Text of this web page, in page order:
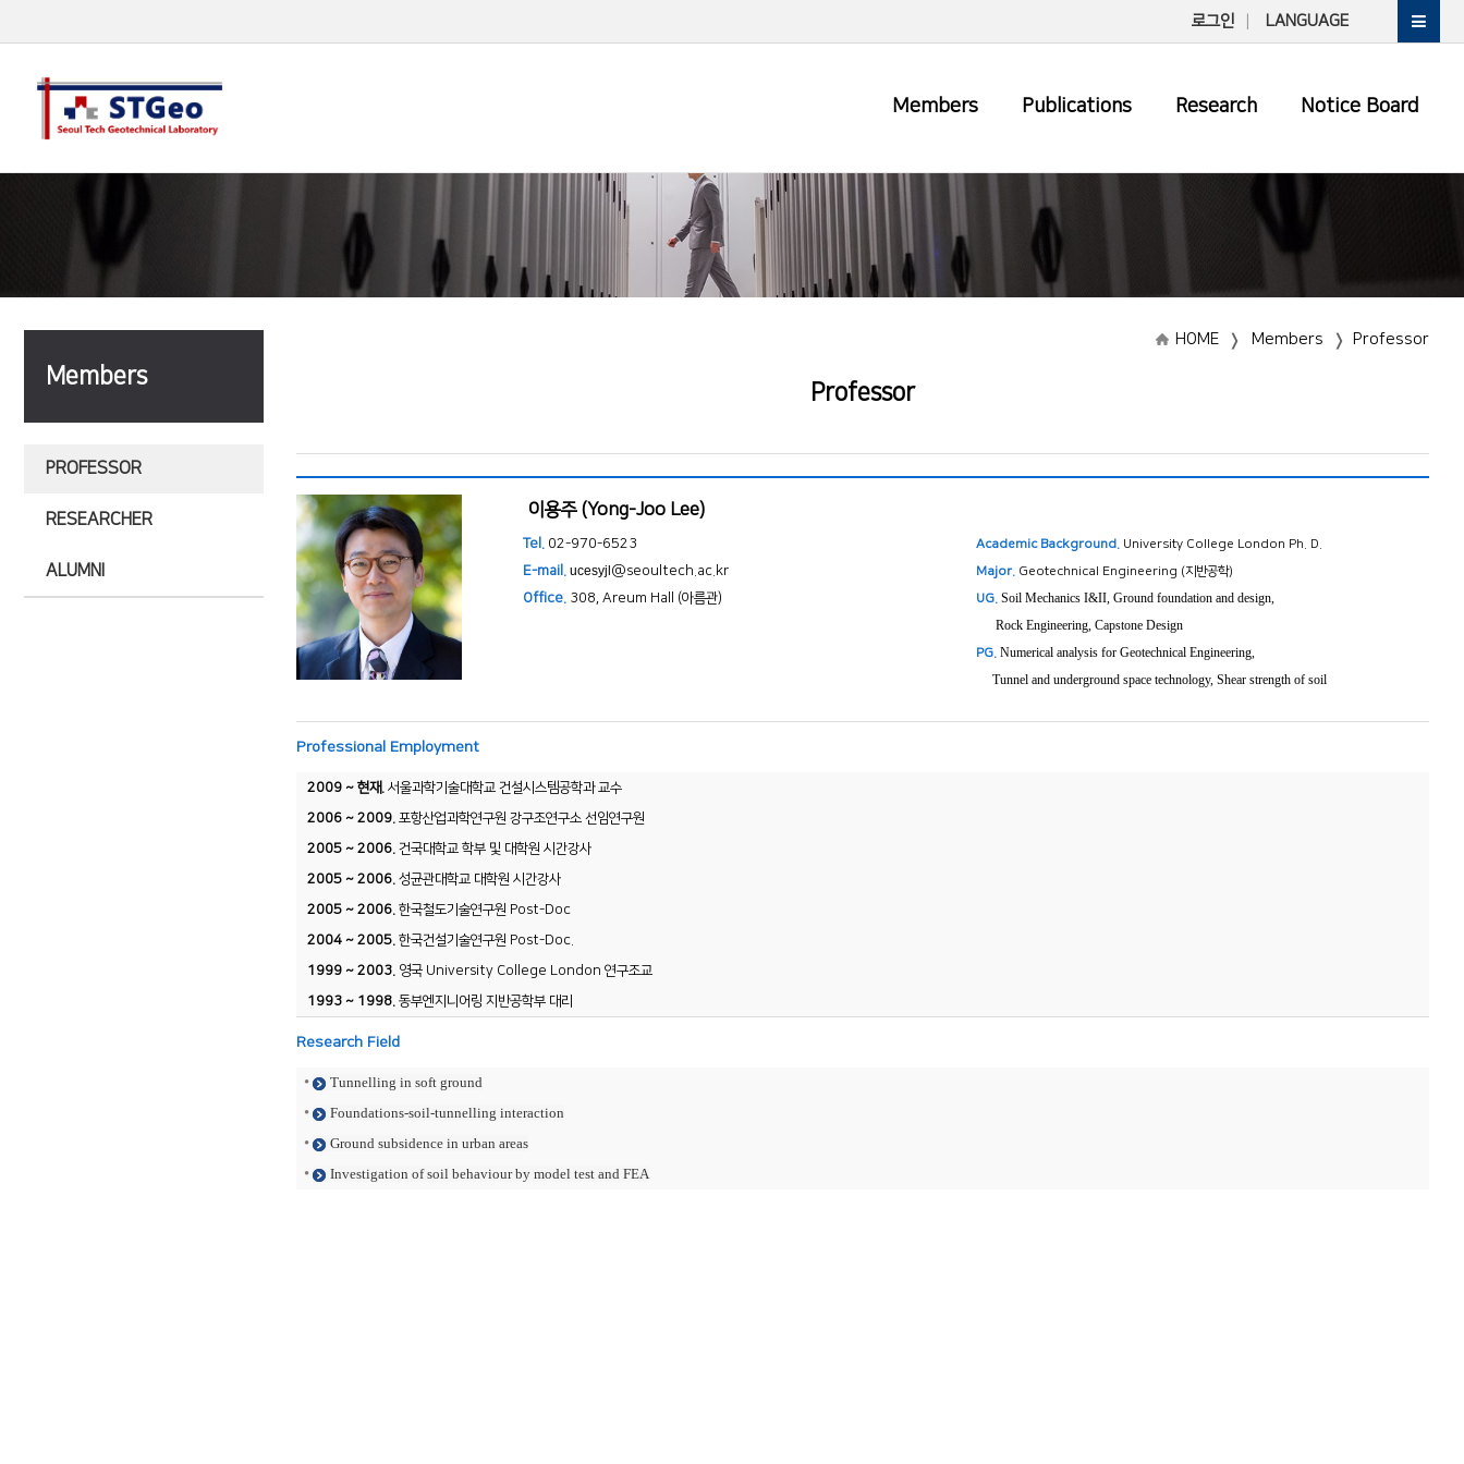
로그인 LANGUAGE
Members Publications Research Notice Board
Members
PROFESSOR
RESEARCHER
ALUMNI
HOME Members Professor
Professor
이용주 (Yong-Joo Lee)
Tel. 02-970-6523
E-mail. ucesyjl @seoultech.ac.kr
Office. 308, Areum Hall (아름관)
Academic Background. University College London Ph. D.​
Major. Geotechnical Engineering (지반공학)
UG. Soil Mechanics I&II, Ground foundation and design,
Rock Engineering, Capstone Design
PG. Numerical analysis for Geotechnical Engineering,
Tunnel and underground space technology, Shear strength of soil
Professional Employment
2009 ~ 현재. 서울과학기술대학교 건설시스템공학과 교수
2006 ~ 2009. 포항산업과학연구원 강구조연구소 선임연구원
2005 ~ 2006. 건국대학교 학부 및 대학원 시간강사
2005 ~ 2006. 성균관대학교 대학원 시간강사
2005 ~ 2006. 한국철도기술연구원 Post-Doc
2004 ~ 2005. 한국건설기술연구원 Post-Doc.
1999 ~ 2003. 영국 University College London 연구조교
1993 ~ 1998. 동부엔지니어링 지반공학부 대리
Research Field
Tunnelling in soft ground
Foundations-soil-tunnelling interaction
Ground subsidence in urban areas
Investigation of soil behaviour by model test and FEA